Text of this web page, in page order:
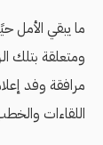
ما يبقي الأمل
ومتعلقة بتلك
مرافقة وفد
اللقاءات